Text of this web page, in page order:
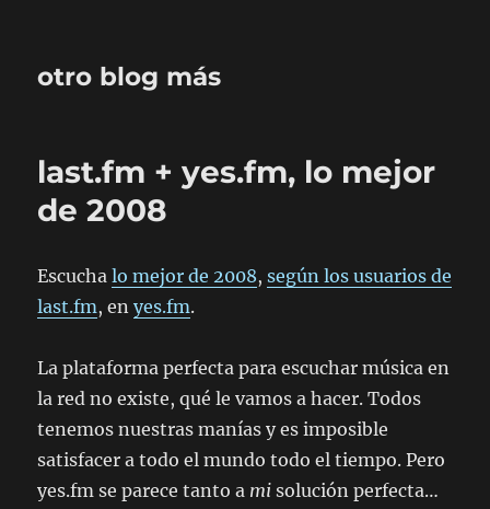
otro blog más
last.fm + yes.fm, lo mejor
de 2008
Escuchalo mejor de 2008,según los usuarios de
last.fm, enyes.fm.
La plataforma perfecta para escuchar música en
la red no existe, qué le vamos a hacer. Todos
tenemos nuestras manías y es imposible
satisfacer a todo el mundo todo el tiempo. Pero
yes.fm se parece tanto a mi solución perfecta…